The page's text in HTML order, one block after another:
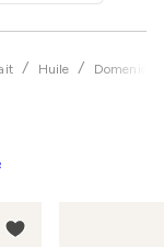
Huile Domenico